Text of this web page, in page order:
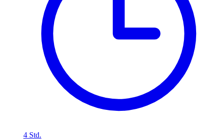
4 Std.